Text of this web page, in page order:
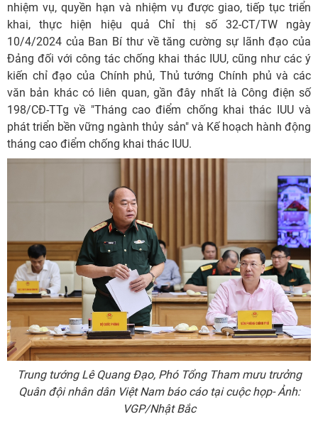
nhiệm vụ, quyền hạn và nhiệm vụ được giao, tiếp tục triển
khai, thực hiện hiệu quả Chỉ thị số 32-CT/TW ngày
10/4/2024 của Ban Bí thư về tăng cường sự lãnh đạo của
Đảng đối với công tác chống khai thác IUU, cũng như các ý
kiến chỉ đạo của Chính phủ, Thủ tướng Chính phủ và các
văn bản khác có liên quan, gần đây nhất là Công điện số
198/CĐ-TTg về "Tháng cao điểm chống khai thác IUU và
phát triển bền vững ngành thủy sản" và Kế hoạch hành động
tháng cao điểm chống khai thác IUU.
Trung tướng Lê Quang Đạo, Phó Tổng Tham mưu trưởng
Quân đội nhân dân Việt Nam báo cáo tại cuộc họp- Ảnh:
VGP/Nhật Bắc